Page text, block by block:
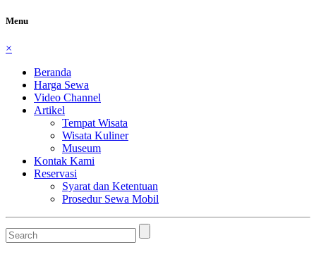
Menu
×
Beranda
Harga Sewa
Video Channel
Artikel
Tempat Wisata
Wisata Kuliner
Museum
Kontak Kami
Reservasi
Syarat dan Ketentuan
Prosedur Sewa Mobil